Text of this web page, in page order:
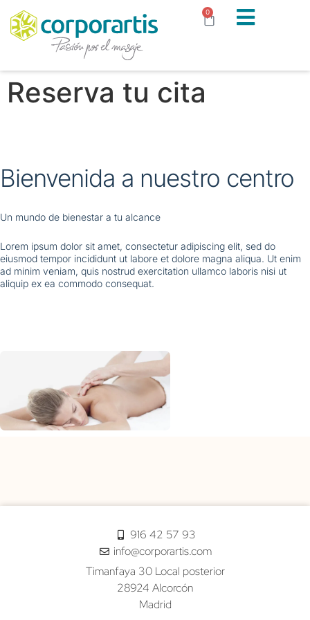
0
Reserva tu cita
Bienvenida a nuestro centro
Un mundo de bienestar a tu alcance
Lorem ipsum dolor sit amet, consectetur adipiscing elit, sed do
eiusmod tempor incididunt ut labore et dolore magna aliqua. Ut enim
ad minim veniam, quis nostrud exercitation ullamco laboris nisi ut
aliquip ex ea commodo consequat.
916 42 57 93
info@corporartis.com
Timanfaya 30 Local posterior
28924 Alcorcón
Madrid